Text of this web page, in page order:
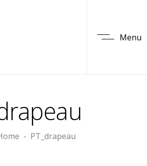
Menu
- PT_drapeau